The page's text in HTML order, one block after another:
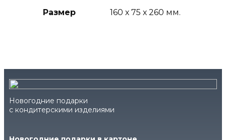
Размер 160 х 75 х 260 мм.
Новогодние подарки
с кондитерскими изделиями